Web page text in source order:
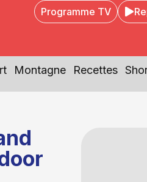
Programme TV
Montagne Recettes